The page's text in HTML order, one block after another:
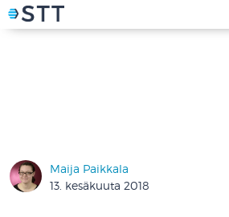
Maija Paikkala
13. kesäkuuta 2018